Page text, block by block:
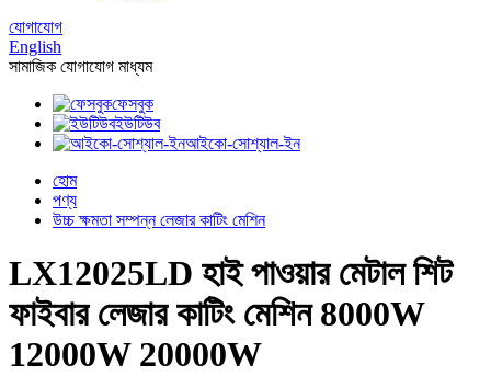
যোগাযোগ
English
সামাজিক যোগাযোগ মাধ্যম
ফেসবুক
ইউটিউব
আইকো-সোশ্যাল-ইন
হোম
পণ্য
উচ্চ ক্ষমতা সম্পন্ন লেজার কাটিং মেশিন
LX12025LD হাই পাওয়ার মেটাল শিট
ফাইবার লেজার কাটিং মেশিন 8000W
12000W 20000W